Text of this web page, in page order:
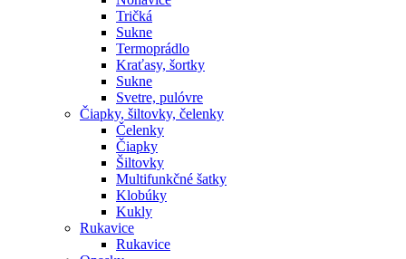
Tričká
Sukne
Termoprádlo
Kraťasy, šortky
Sukne
Svetre, pulóvre
Čiapky, šiltovky, čelenky
Čelenky
Čiapky
Šiltovky
Multifunkčné šatky
Klobúky
Kukly
Rukavice
Rukavice